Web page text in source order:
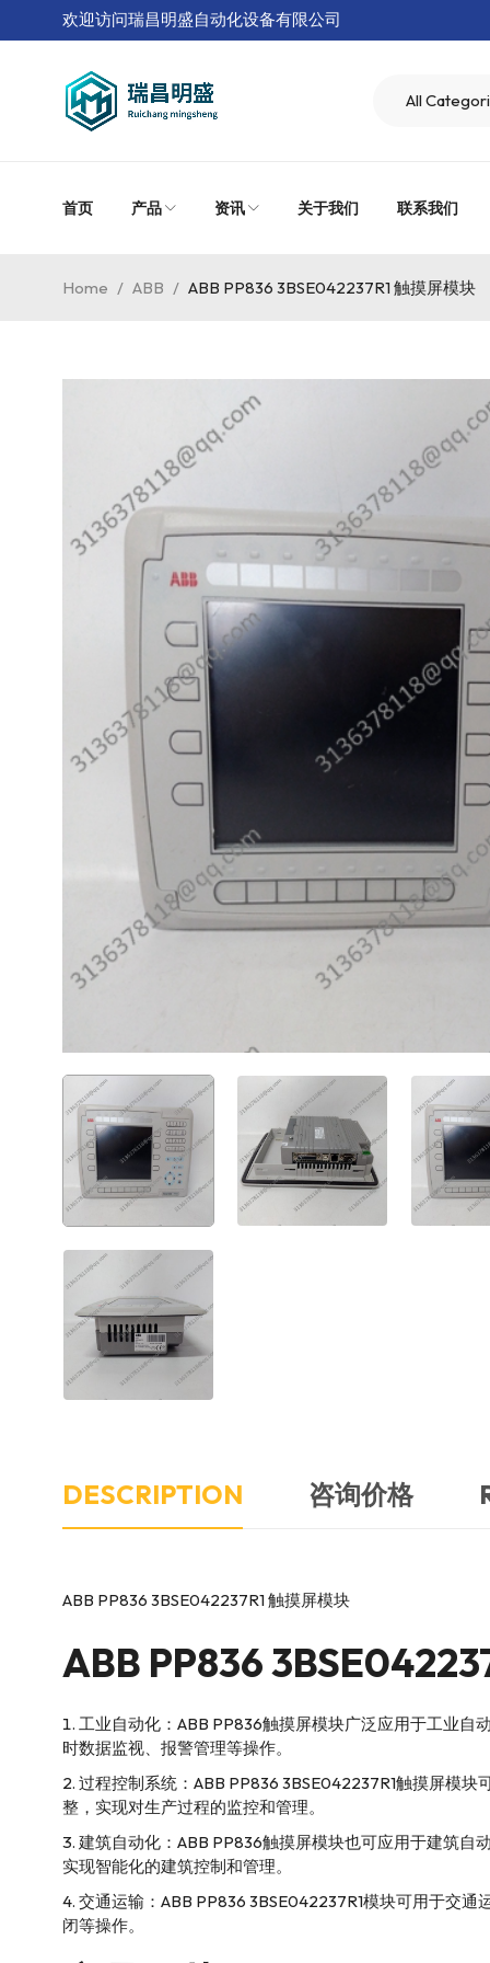
欢迎访问瑞昌明盛自动化设备有限公司
首页 产品 资讯 关于我们 联系我们
Home / ABB / ABB PP836 3BSE042237R1 触摸屏模块
DESCRIPTION 咨询价格
ABB PP836 3BSE042237R1 触摸屏模块
ABB PP836
工业自动化：ABB PP836触摸屏模块广泛应用于工业
时数据监视、报警管理等操作。
过程控制系统：ABB PP836 3BSE042237R1触摸屏模
整，实现对生产过程的监控和管理。
建筑自动化：ABB PP836触摸屏模块也可应用于建筑自
实现智能化的建筑控制和管理。
交通运输：ABB PP836 3BSE042237R1模块可用于交
闭等操作。